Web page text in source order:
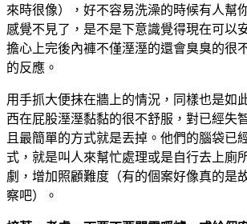
來時很像），好不容易洗澡的時候有人幫
感覺不見了，是不是下意識覺得現在可以
擔心上完後內褲不僅溼溼的還會臭臭的很
的反應。
用手抓大便抹在牆上的情況，同樣也是如
西在屁股溼溼黏黏的很不舒服，對已經失
且最簡單的方式就是丟掉。他們的腦袋已
式，就是叫人來幫忙處理或是自行去上廁
劇，增加照顧難度（有的個案好像真的是
察吧）。